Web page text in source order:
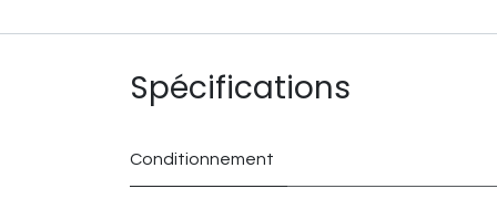
Spécifications
Conditionnement